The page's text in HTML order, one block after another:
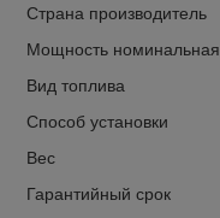
Страна производитель
Мощность номинальная
Вид топлива
Способ установки
Вес
Гарантийный срок